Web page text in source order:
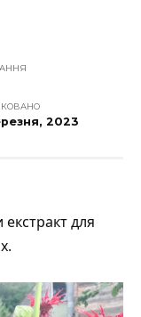
2023
екстракт для